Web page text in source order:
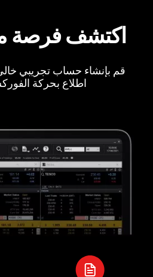
اكتشف فرصة
قم بإنشاء حساب تجريبي
اطلاع بحركة